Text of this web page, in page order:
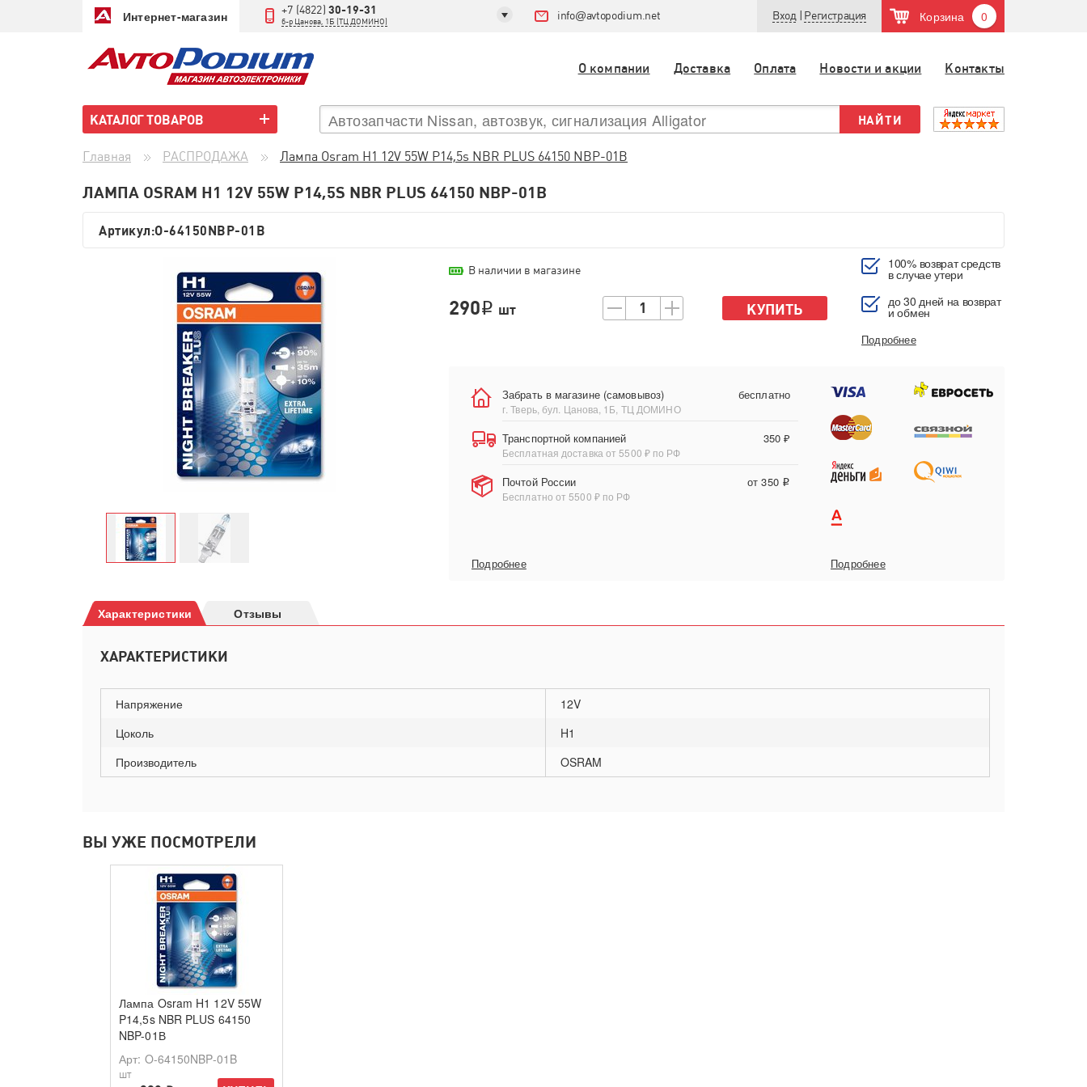
Интернет-магазин +7 (4822) 30-19-31
б-р Цанова, 1Б (ТЦ ДОМИНО) info@avtopodium.net Вход Регистрация Корзина 0
О компании Доставка Оплата Новости и акции Контакты
КАТАЛОГ ТОВАРОВ
Главная РАСПРОДАЖА Лампа Osram H1 12V 55W P14,5s NBR PLUS 64150 NBP-01В
ЛАМПА OSRAM H1 12V 55W P14,5S NBR PLUS 64150 NBP-01В
Артикул:O-64150NBP-01B
В наличии в магазине
290i шт 1 КУПИТЬ
Забрать в магазине (самовывоз) бесплатно
г. Тверь, бул. Цанова, 1Б, ТЦ ДОМИНО
Транспортной компанией 350 ₽
Бесплатная доставка от 5500 ₽ по РФ
Почтой России от 350 i
Бесплатно от 5500 ₽ по РФ
Подробнее
100% возврат средств
в случае утери
до 30 дней на возврат
и обмен
Подробнее
Подробнее
Характеристики Отзывы
ХАРАКТЕРИСТИКИ
Напряжение
12V
Цоколь
H1
Производитель
OSRAM
ВЫ УЖЕ ПОСМОТРЕЛИ
Лампа Osram H1 12V 55W
P14,5s NBR PLUS 64150
NBP-01В
Арт: O-64150NBP-01B
шт